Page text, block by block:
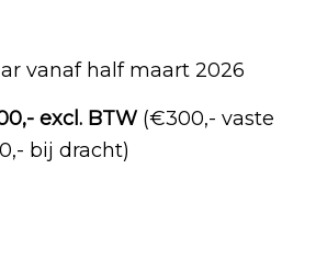
vanaf half maart 2026
excl. BTW (€300,- vaste
bij dracht)